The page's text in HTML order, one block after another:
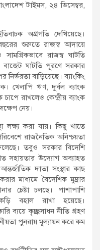
টাইমস, ২৪ ডিসেম্বর,
অগ্রগতি দেখিয়েছে।
শুরুতে রাজস্ব আদায়ে
রাজস্ব ঘাটতি
ঘাটতি পূরণে সরকার
বাড়িয়েছে। ব্যাংকিং
খেলাপি ঋণ, দুর্বল ব্যাংক
রাখলেও কেন্দ্রীয় ব্যাংক
নেয়।
লক্ষ্য করা যায়। কিছু খাতে
রাজনৈতিক অনিশ্চয়তা
তবুও সরকার বিদেশি
সহায়তার উদ্যোগ অব্যাহত
দাতা সংস্থার কাছ
মাধ্যমে বৈদেশিক মুদ্রার
চেষ্টা চলছে। পাশাপাশি
বহাল রাখা হয়েছে।
ব্যয়ে কৃচ্ছ্রসাধন নীতি গ্রহণ
পুনরায় মূল্যায়ন করে কম